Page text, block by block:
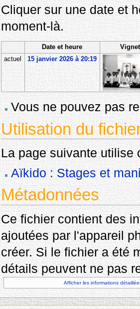
Cliquer sur une date et
moment-là.
Date et heure
actuel
15 janvier 2026 à 20:19
Vous ne pouvez pas
Utilisation du
La page suivante utilise
Aïkido : Stages et
Métadonnées
Ce fichier contient des
ajoutées par l'appareil
créer. Si le fichier a été
détails peuvent ne pas
Afficher les informations